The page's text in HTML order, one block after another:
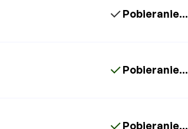
Pobieranie...
Pobieranie...
Pobieranie...